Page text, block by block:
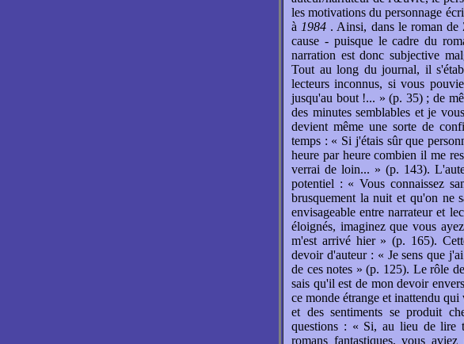
les motivations du personnage
à 1984 . Ainsi, dans le roman de
cause - puisque le cadre du
narration est donc subjective
Tout au long du journal, il
lecteurs inconnus, si vous
jusqu'au bout !... » (p. 35) ; de
des minutes semblables et je
devient même une sorte de
temps : « Si j'étais sûr que
heure par heure combien il me
verrai de loin... » (p. 143).
potentiel : « Vous connaissez
brusquement la nuit et qu'on ne
envisageable entre narrateur et
éloignés, imaginez que vous
m'est arrivé hier » (p. 165).
devoir d'auteur : « Je sens que
de ces notes » (p. 125). Le rôle
sais qu'il est de mon devoir
ce monde étrange et inattendu
et des sentiments se produit
questions : « Si, au lieu de lire
romans fantastiques, vous